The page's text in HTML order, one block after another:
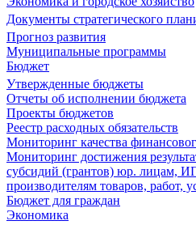
Документы стратегического
Прогноз развития
Муниципальные программы
Бюджет
Утвержденные бюджеты
Отчеты об исполнении бюджета
Проекты бюджетов
Реестр расходных обязательств
Мониторинг качества
Мониторинг достижения
субсидий (грантов) юр. лицам,
производителям товаров, работ,
Бюджет для граждан
Экономика